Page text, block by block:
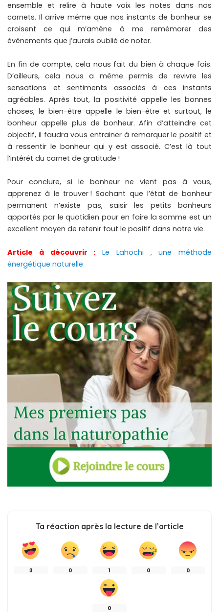
ensemble et relire à haute voix les notes dans nos
carnets. Il arrive même que nos instants de bonheur se
croisent ce qui m’amène à me remémorer des
évènements que j’aurais oublié de noter.
En fin de compte, cela nous fait du bien à chaque fois.
D’ailleurs, cela nous a même permis de revivre les
sensations et sentiments associés à ces instants
agréables. Après tout, la positivité appelle les bonnes
choses, le bien-être appelle le bien-être et surtout, le
bonheur appelle plus de bonheur. Afin d’atteindre cet
objectif, il faudra vous entrainer à remarquer le positif et
à ressentir le bonheur qui y est associé. C’est là tout
l’intérêt du carnet de gratitude !
Pour conclure, si le bonheur ne vient pas à vous,
apprenez à le trouver ! Sachant que l’état de bonheur
permanent n’existe pas, saisir les petits bonheurs
apportés par le quotidien pour en faire la somme est un
excellent moyen de retenir tout le positif dans notre vie.
Article à découvrir :
Le Lahochi , une méthode
énergétique naturelle
Ta réaction après la lecture de l’article
3 0 1 0 0
0